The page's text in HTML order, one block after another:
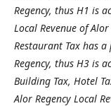
Regency, thus H1 is
Local Revenue of
Restaurant Tax has
Regency, thus H3 is
Building Tax, Hotel
Alor Regency Local